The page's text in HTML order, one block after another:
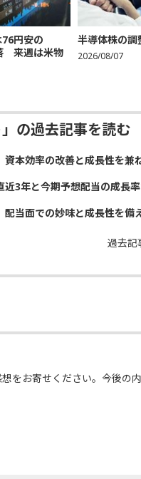
76円安の
来週は米物
半導体株の調
2026/08/07
」の過去記事を読む
資本効率の改善と成長性を兼
近3年と今期予想配当の成長
配当面での妙味と成長性を備
過去記
をお寄せください。今後の